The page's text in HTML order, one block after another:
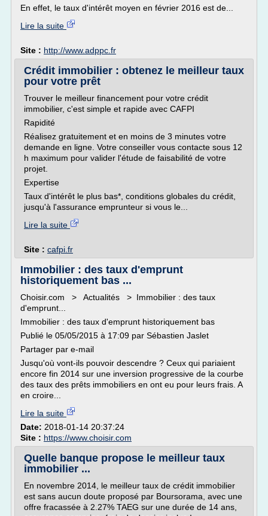
En effet, le taux d'intérêt moyen en février 2016 est de...
Lire la suite
Site : http://www.adppc.fr
Crédit immobilier : obtenez le meilleur taux
pour votre prêt
Trouver le meilleur financement pour votre crédit
immobilier, c'est simple et rapide avec CAFPI
Rapidité
Réalisez gratuitement et en moins de 3 minutes votre
demande en ligne. Votre conseiller vous contacte sous 12
h maximum pour valider l'étude de faisabilité de votre
projet.
Expertise
Taux d'intérêt le plus bas*, conditions globales du crédit,
jusqu'à l'assurance emprunteur si vous le...
Lire la suite
Site : cafpi.fr
Immobilier : des taux d'emprunt
historiquement bas ...
Choisir.com > Actualités > Immobilier : des taux
d'emprunt...
Immobilier : des taux d'emprunt historiquement bas
Publié le 05/05/2015 à 17:09 par Sébastien Jaslet
Partager par e-mail
Jusqu'où vont-ils pouvoir descendre ? Ceux qui pariaient
encore fin 2014 sur une inversion progressive de la courbe
des taux des prêts immobiliers en ont eu pour leurs frais. A
en croire...
Lire la suite
Date: 2018-01-14 20:37:24
Site : https://www.choisir.com
Quelle banque propose le meilleur taux
immobilier ...
En novembre 2014, le meilleur taux de crédit immobilier
est sans aucun doute proposé par Boursorama, avec une
offre fracassée à 2.27% TAEG sur une durée de 14 ans,